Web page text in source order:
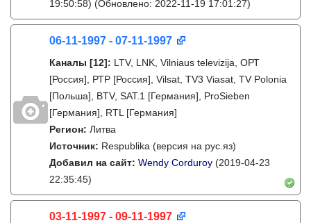
19:50:58) (Обновлено: 2022-11-19 17:01:27)
06-11-1997 - 07-11-1997
Каналы [12]: LTV, LNK, Vilniaus televizija, ОРТ
[Россия], РТР [Россия], Vilsat, TV3 Viasat, TV Polonia
[Польша], BTV, SAT.1 [Германия], ProSieben
[Германия], RTL [Германия]
Регион: Литва
Источник: Respublika (версия на рус.яз)
Добавил на сайт: Wendy Corduroy (2019-04-23
22:35:45)
03-11-1997 - 09-11-1997